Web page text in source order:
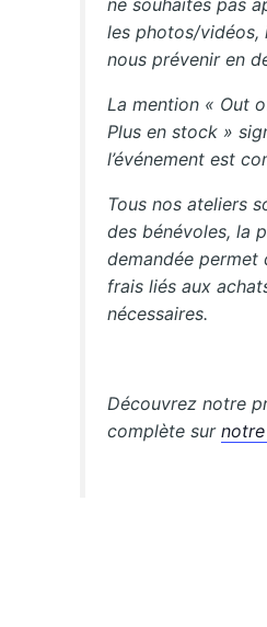
ne souhaites pas
les photos/vidéos,
nous prévenir en
La mention « Out
Plus en stock »
l’événement est
Tous nos ateliers
des bénévoles, la
demandée permet
frais liés aux
nécessaires.
Découvrez notre
complète sur